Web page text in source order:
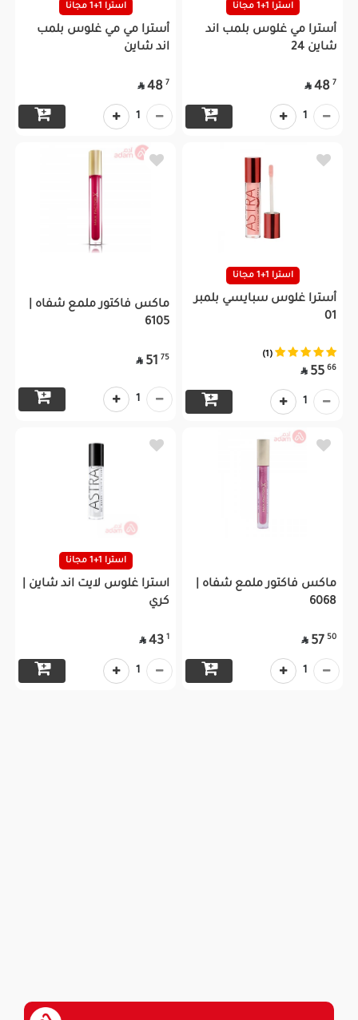
استرا 1+1 مجانا
أسترا مي غلوس بلمب اند
شاين 24
7
48

1
استرا 1+1 مجانا
أسترا مي مي غلوس بلمب
اند شاين
7
48

1
استرا 1+1 مجانا
أسترا غلوس سبايسي بلمبر
01
(1)
66
55

1
ماكس فاكتور ملمع شفاه |
6105
75
51

1
ماكس فاكتور ملمع شفاه |
6068
50
57

1
استرا 1+1 مجانا
استرا غلوس لايت اند شاين |
كري
1
43

1